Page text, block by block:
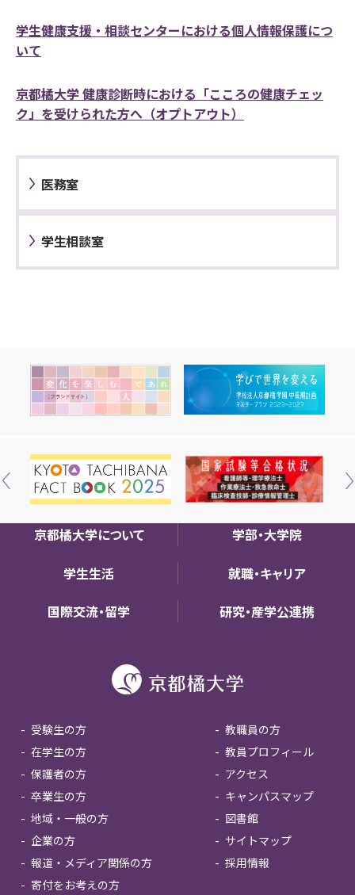
学生健康支援・相談センターにおける個人情報保護につ
いて
京都橘大学 健康診断時における「こころの健康チェッ
ク」を受けられた方へ（オプトアウト）
医務室
学生相談室
京都橘大学について 学部・大学院
学生生活 就職・キャリア
国際交流・留学 研究・産学公連携
受験生の方
在学生の方
保護者の方
卒業生の方
地域・一般の方
企業の方
報道・メディア関係の方
寄付をお考えの方
教職員の方
教員プロフィール
アクセス
キャンパスマップ
図書館
サイトマップ
採用情報